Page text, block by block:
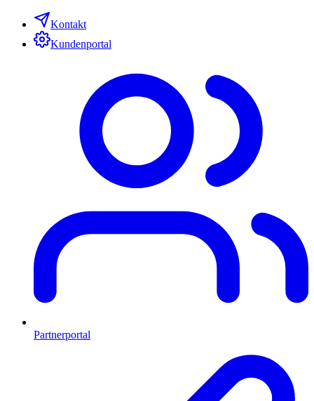
Kontakt
Kundenportal
Partnerportal